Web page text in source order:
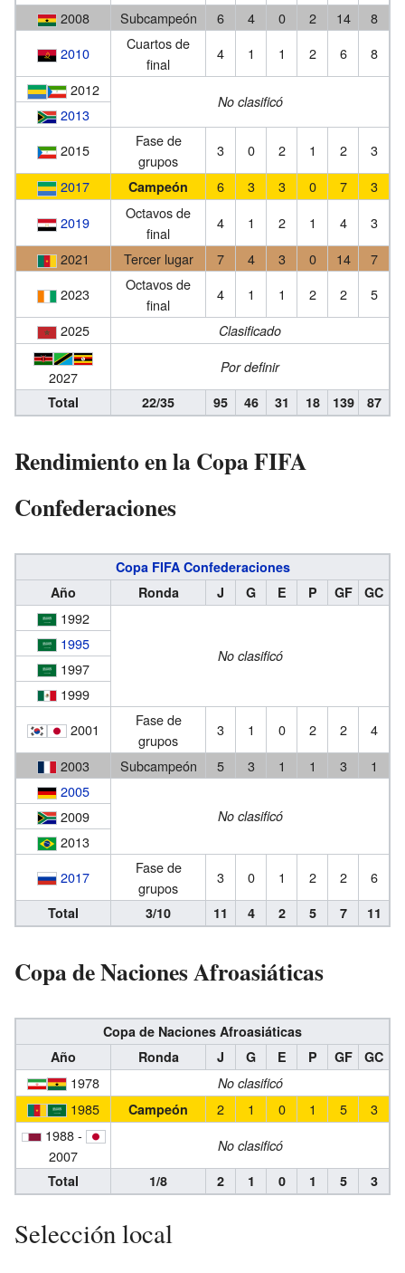
2008
Subcampeón 6 4 0 2 14
8
2010
Cuartos de
final
4 1 1 2 6
8
2012
No clasificó
2013
2015
Fase de
grupos
3 0 2 1 2
3
2017
Campeón 6 3 3 0 7
3
2019
Octavos de
final
4 1 2 1 4
3
2021
Tercer lugar 7 4 3 0 14
7
2023
Octavos de
final
4 1 1 2 2
5
2025
Clasificado
2027
Por definir
Total
22/35 95 46 31 18 139 87
Rendimiento en la Copa FIFA
Confederaciones
Copa FIFA Confederaciones
Año
Ronda J G E P GF GC
1992
No clasificó
1995
1997
1999
2001
Fase de
grupos
3 1 0 2 2
4
2003
Subcampeón 5 3 1 1 3
1
2005
No clasificó
2009
2013
2017
Fase de
grupos
3 0 1 2 2 6
Total 3/10 11 4 2 5 7 11
Copa de Naciones Afroasiáticas
Copa de Naciones Afroasiáticas
Año
Ronda J G E P GF GC
1978 No clasificó
1985 Campeón 2 1 0 1 5
3
1988 -
2007
No clasificó
Total
1/8 2 1 0 1 5 3
Selección local